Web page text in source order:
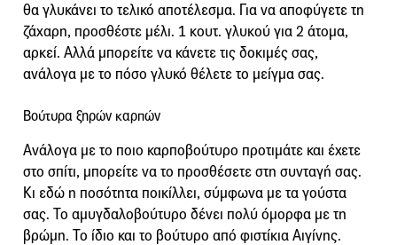
θα γλυκάνει το τελικό αποτέλεσμα. Για να αποφύγετε τη
ζάχαρη, προσθέστε μέλι. 1 κουτ. γλυκού για 2 άτομα,
αρκεί. Αλλά μπορείτε να κάνετε τις δοκιμές σας,
ανάλογα με το πόσο γλυκό θέλετε το μείγμα σας.
Βούτυρα ξηρών καρπών
Ανάλογα με το ποιο καρποβούτυρο προτιμάτε και έχετε
στο σπίτι, μπορείτε να το προσθέσετε στη συνταγή σας.
Κι εδώ η ποσότητα ποικίλλει, σύμφωνα με τα γούστα
σας. Το αμυγδαλοβούτυρο δένει πολύ όμορφα με τη
βρώμη. Το ίδιο και το βούτυρο από φιστίκια Αιγίνης.